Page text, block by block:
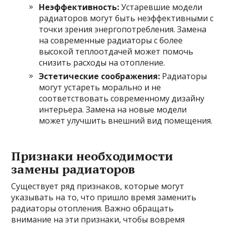
Неэффективность:Устаревшие модели
радиаторов могут быть неэффективными с
точки зрения энергопотребления. Замена
на современные радиаторы с более
высокой теплоотдачей может помочь
снизить расходы на отопление.
Эстетические соображения: Радиаторы
могут устареть морально и не
соответствовать современному дизайну
интерьера. Замена на новые модели
может улучшить внешний вид помещения.
Признаки необходимости
замены радиаторов
Существует ряд признаков, которые могут
указывать на то, что пришло время заменить
радиаторы отопления. Важно обращать
внимание на эти признаки, чтобы вовремя